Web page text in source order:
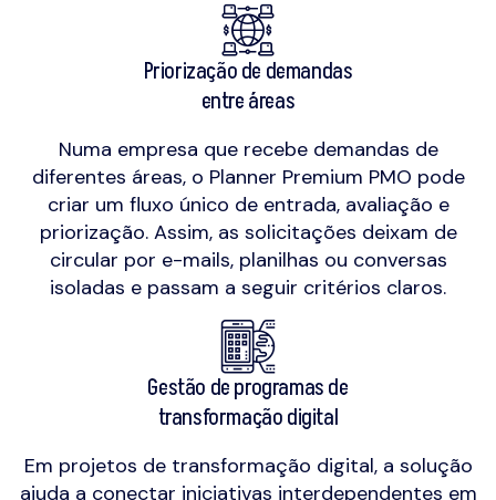
Priorização de demandas
entre áreas
Numa empresa que recebe demandas de
diferentes áreas, o Planner Premium PMO pode
criar um fluxo único de entrada, avaliação e
priorização. Assim, as solicitações deixam de
circular por e-mails, planilhas ou conversas
isoladas e passam a seguir critérios claros.
Gestão de programas de
transformação digital
Em projetos de transformação digital, a solução
ajuda a conectar iniciativas interdependentes em